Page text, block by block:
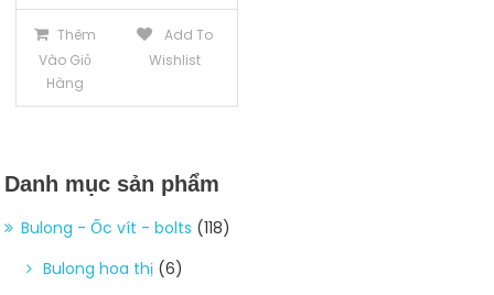
Thêm
Vào Giỏ
Hàng
Add To
Wishlist
Danh mục sản phẩm
Bulong - Ốc vít - bolts (118)
Bulong hoa thị (6)